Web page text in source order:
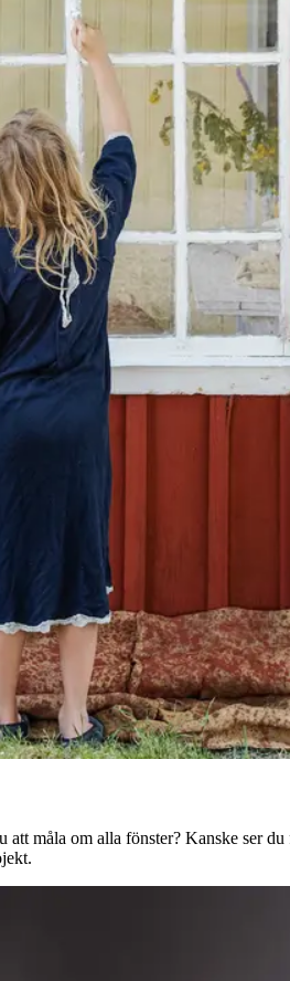
att måla om alla fönster? Kanske ser